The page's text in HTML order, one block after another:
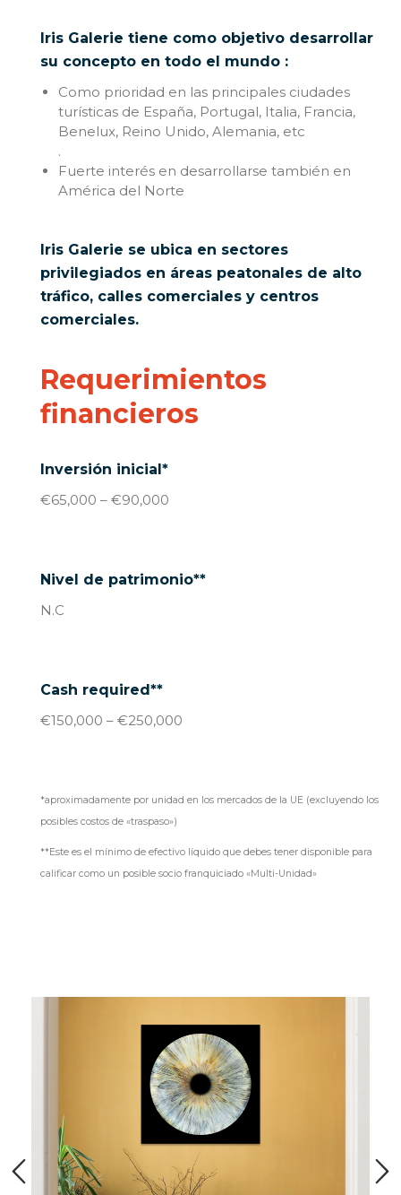
Iris Galerie tiene como objetivo desarrollar
su concepto en todo el mundo :
Como prioridad en las principales ciudades
turísticas de España, Portugal, Italia, Francia,
Benelux, Reino Unido, Alemania, etc
.
Fuerte interés en desarrollarse también en
América del Norte
Iris Galerie se ubica en sectores
privilegiados en áreas peatonales de alto
tráfico, calles comerciales y centros
comerciales.
Requerimientos
financieros
Inversión inicial*
€65,000 – €90,000
Nivel de patrimonio**
N.C
Cash required**
€150,000 – €250,000
*aproximadamente por unidad en los mercados de la UE (excluyendo los
posibles costos de «traspaso»)
**Este es el mínimo de efectivo líquido que debes tener disponible para
calificar como un posible socio franquiciado «Multi-Unidad»